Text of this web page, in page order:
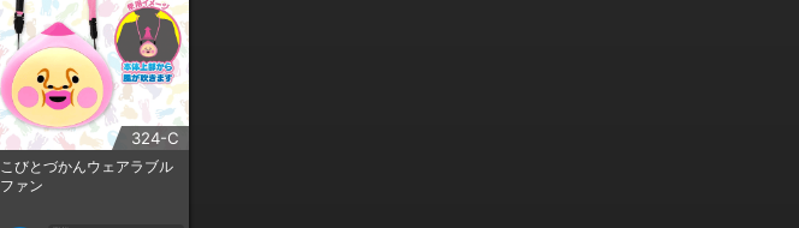
324-C
こびとづかんウェアラブル
ファン